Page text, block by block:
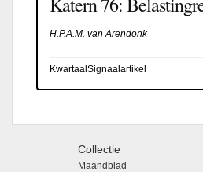
H.P.A.M. van Arendonk
KwartaalSignaalartikel
Collectie
Maandblad